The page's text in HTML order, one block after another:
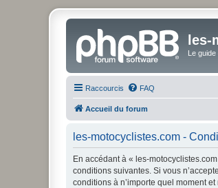
Le
Raccourcis FAQ
Accueil du forum
les-motocyclistes.com -
En accédant à « les-
conditions suivantes. Si vous
conditions à n’importe quel moment